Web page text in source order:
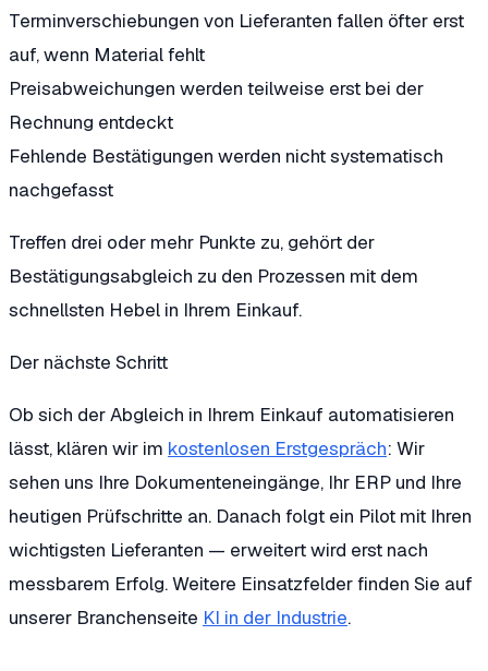
Terminverschiebungen von Lieferanten fallen öfter erst
auf, wenn Material fehlt
Preisabweichungen werden teilweise erst bei der
Rechnung entdeckt
Fehlende Bestätigungen werden nicht systematisch
nachgefasst
Treffen drei oder mehr Punkte zu, gehört der
Bestätigungsabgleich zu den Prozessen mit dem
schnellsten Hebel in Ihrem Einkauf.
Der nächste Schritt
Ob sich der Abgleich in Ihrem Einkauf automatisieren
lässt, klären wir im kostenlosen Erstgespräch: Wir
sehen uns Ihre Dokumenteneingänge, Ihr ERP und Ihre
heutigen Prüfschritte an. Danach folgt ein Pilot mit Ihren
wichtigsten Lieferanten — erweitert wird erst nach
messbarem Erfolg. Weitere Einsatzfelder finden Sie auf
unserer Branchenseite KI in der Industrie.